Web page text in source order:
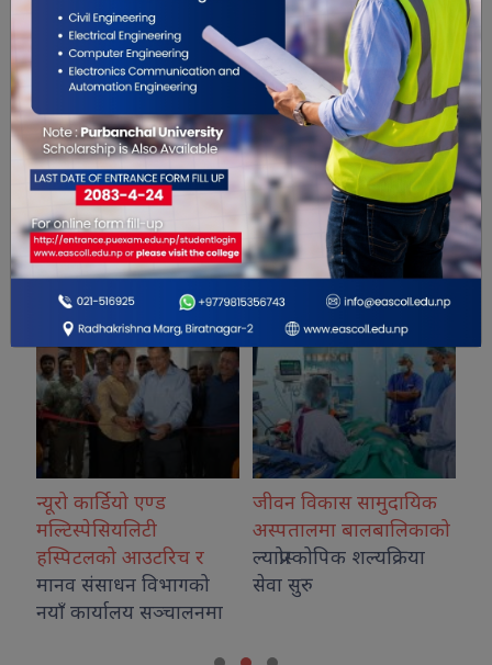
सम्बंधित खबरहरु
कार्डियो एण्ड
आउटरिच र
संसाधन विभागको
कार्यालय सञ्चालनमा
जीवन विकास सामुदायिक
अस्पतालमा बालबालिकाको
ल्याप्रोस्कोपिक शल्यक्रिया
सेवा सुरु
कोशीका